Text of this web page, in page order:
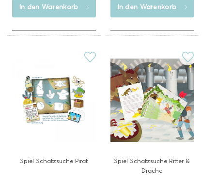
In den Warenkorb In den Warenkorb
Spiel Schatzsuche Pirat
Spiel Schatzsuche Ritter &
Drache